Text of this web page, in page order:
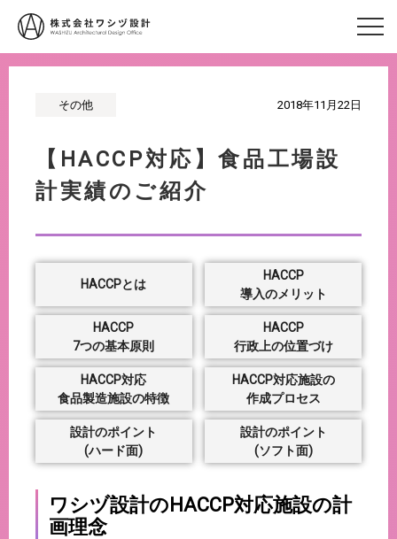
その他 2018年11月22日
【HACCP対応】食品工場設
計実績のご紹介
HACCPとは
HACCP
導入のメリット
HACCP
7つの基本原則
HACCP
行政上の位置づけ
HACCP対応
食品製造施設の特徴
HACCP対応施設の
作成プロセス
設計のポイント
(ハード面)
設計のポイント
(ソフト面)
ワシヅ設計のHACCP対応施設の計
画理念